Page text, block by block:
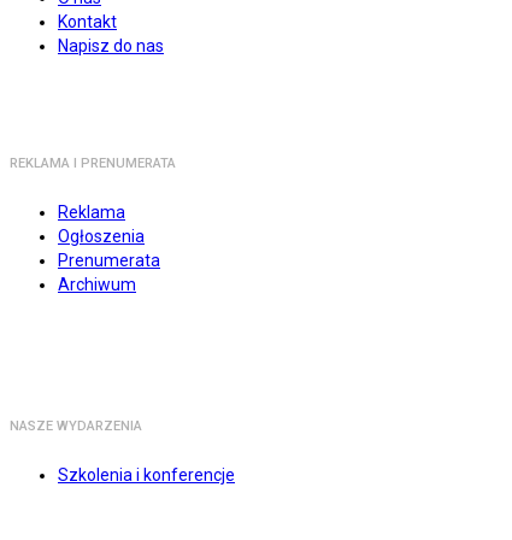
Kontakt
Napisz do nas
REKLAMA I PRENUMERATA
Reklama
Ogłoszenia
Prenumerata
Archiwum
NASZE WYDARZENIA
Szkolenia i konferencje